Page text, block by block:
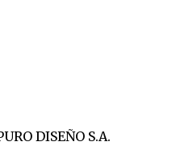
DISEÑO S.A.